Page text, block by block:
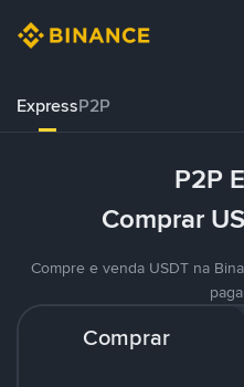
ExpressP2P
P2P
Comprar
Compre e venda USDT na
Comprar